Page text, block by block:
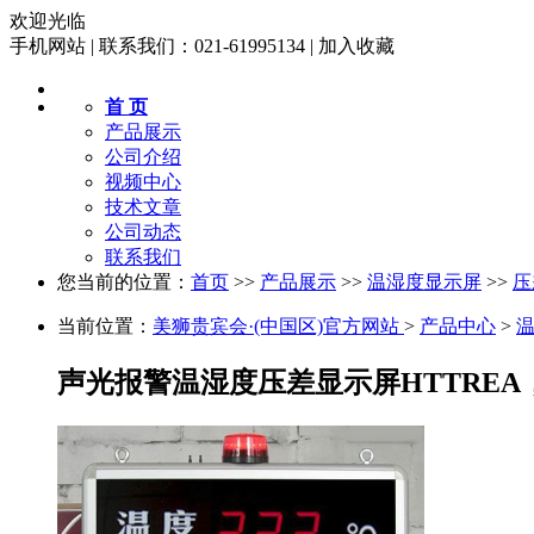
欢迎光临
手机网站 | 联系我们：021-61995134 | 加入收藏
首 页
产品展示
公司介绍
视频中心
技术文章
公司动态
联系我们
您当前的位置： 首页 >> 产品展示 >> 温湿度显示屏 >>
当前位置： 美狮贵宾会·(中国区)官方网站 > 产品中心 >
声光报警温湿度压差显示屏HTTREA